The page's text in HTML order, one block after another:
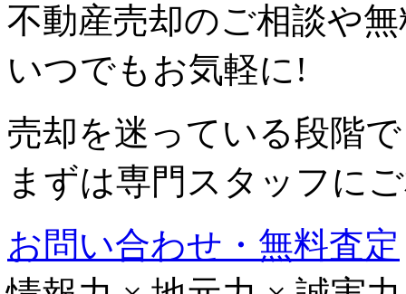
不動産売却のご相談や
いつでもお気軽に!
売却を迷っている段階
まずは専門スタッフに
お問い合わせ・無料査定